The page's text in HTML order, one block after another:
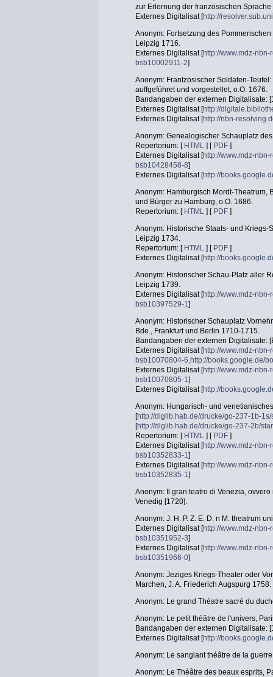
zur Erlernung der französischen
Externes Digitalisat [http://
Anonym: Fortsetzung des
Leipzig 1716.
Externes Digitalisat [http://www.mdz-
bsb10002911-2]
Anonym: Frantzösischer Soldaten-
auffgeführet und vorgestellet, o.O. 1676.
Bandangaben der externen Digitalisate:
Externes Digitalisat [http://
Externes Digitalisat [http://nbn-
Anonym: Genealogischer Schauplatz
Repertorium: [HTML ] [PDF ]
Externes Digitalisat [http://www.mdz-
bsb10428458-8]
Externes Digitalisat [http://
Anonym: Hamburgisch Mordt-Theatrum,
und Bürger zu Hamburg, o.O. 1686.
Repertorium: [HTML ] [PDF ]
Anonym: Historische Staats- und
Leipzig 1734.
Repertorium: [HTML ] [PDF ]
Externes Digitalisat [http://
Anonym: Historischer Schau-Platz aller
Leipzig 1739.
Externes Digitalisat [http://www.mdz-
bsb10397529-1]
Anonym: Historischer Schauplatz
Bde., Frankfurt und Berlin 1710-1715.
Bandangaben der externen Digitalisate:
Externes Digitalisat [http://www.mdz-
bsb10070804-6,http://books.google.de/
Externes Digitalisat [http://www.mdz-
bsb10070805-1]
Externes Digitalisat [http://
Anonym: Hungarisch- und
[http://diglib.hab.de/drucke/go-237-1b-1s/
[http://diglib.hab.de/drucke/go-237-2b/
Repertorium: [HTML ] [PDF ]
Externes Digitalisat [http://www.mdz-
bsb10352833-1]
Externes Digitalisat [http://www.mdz-
bsb10352835-1]
Anonym: Il gran teatro di Venezia,
Venedig [1720].
Anonym: J. H. P. Z. E. D. n M. theatrum
Externes Digitalisat [http://www.mdz-
bsb10351952-3]
Externes Digitalisat [http://www.mdz-
bsb10351966-0]
Anonym: Jeziges Kriegs-Theater oder
Marchen, J. A. Friederich Augspurg 1758.
Anonym: Le grand Théatre sacré du
Anonym: Le petit théâtre de l'univers,
Bandangaben der externen Digitalisate:
Externes Digitalisat [http://
Anonym: Le sanglant théâtre de la
Anonym: Le Théâtre des beaux esprits,